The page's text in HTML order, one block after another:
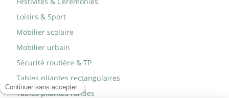
Loisirs & Sport
Mobilier scolaire
Mobilier urbain
Sécurité routière & TP
Tables pliantes rectangulaires
Tables pliantes rondes